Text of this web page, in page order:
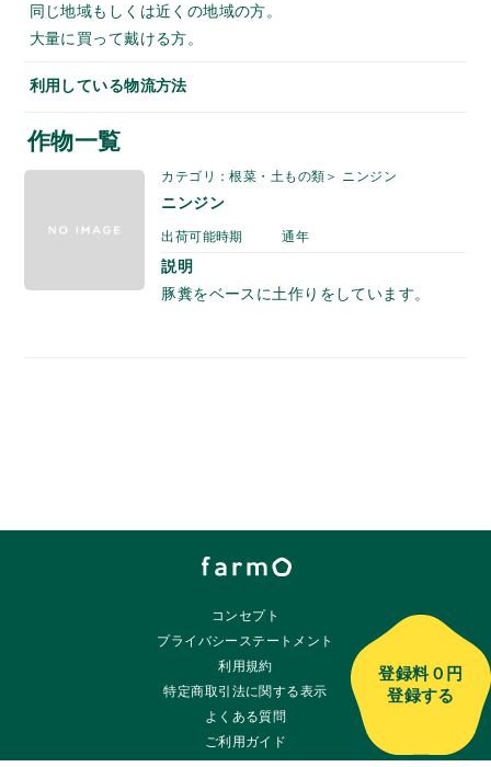
同じ地域もしくは近くの地域の方。
大量に買って戴ける方。
利用している物流方法
登録料０円
登録する
作物一覧
カテゴリ：根菜・土もの類＞ ニンジン
ニンジン
出荷可能時期 通年
説明
豚糞をベースに土作りをしています。
コンセプト
プライバシーステートメント
利用規約
特定商取引法に関する表示
よくある質問
ご利用ガイド